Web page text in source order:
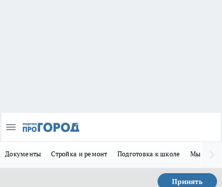
Документы Стройка и ремонт Подготовка к школе Мы в MAX
Принять